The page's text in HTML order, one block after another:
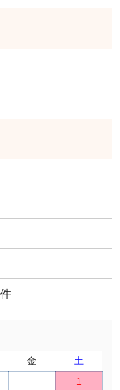
金
土
1